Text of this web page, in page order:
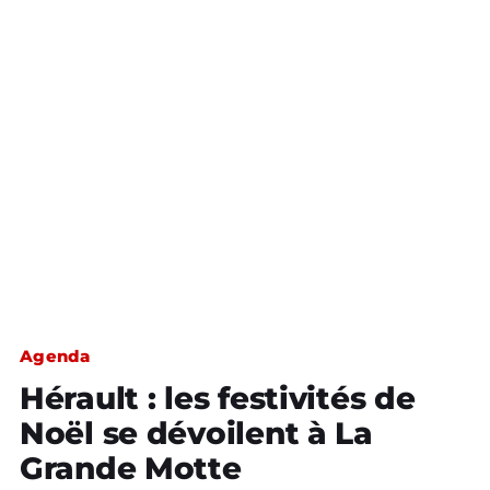
Agenda
Hérault : les festivités de
Noël se dévoilent à La
Grande Motte